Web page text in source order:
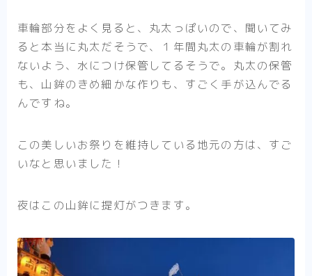
車輪部分をよく見ると、丸太っぽいので、聞いてみ
ると本当に丸太だそうで、１年間丸太の車輪が割れ
ないよう、水につけ保管してるそうで。丸太の保管
も、山鉾のきめ細かな作りも、すごく手が込んでる
んですね。
この美しいお祭りを維持している地元の方は、すご
いなと思いました！
夜はこの山鉾に提灯がつきます。